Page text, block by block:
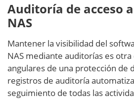
Auditoría de acceso
NAS
Mantener la visibilidad del
NAS mediante auditorías es
angulares de una protección de
registros de auditoría
seguimiento de todas las